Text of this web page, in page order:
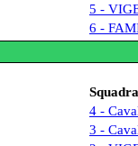
5 -
6 -
4 -
3 -